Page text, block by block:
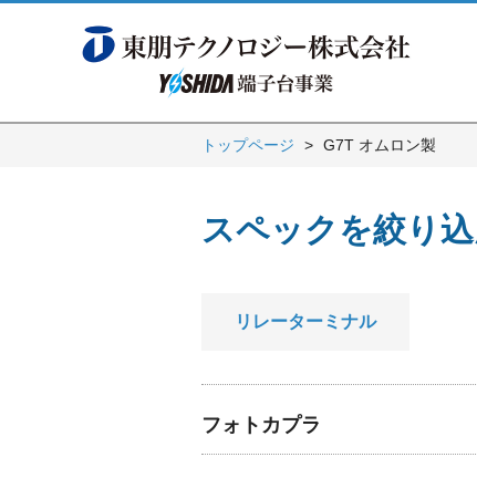
トップページ G7T オムロン製
スペックを絞り
リレーターミナル
フォトカプラ